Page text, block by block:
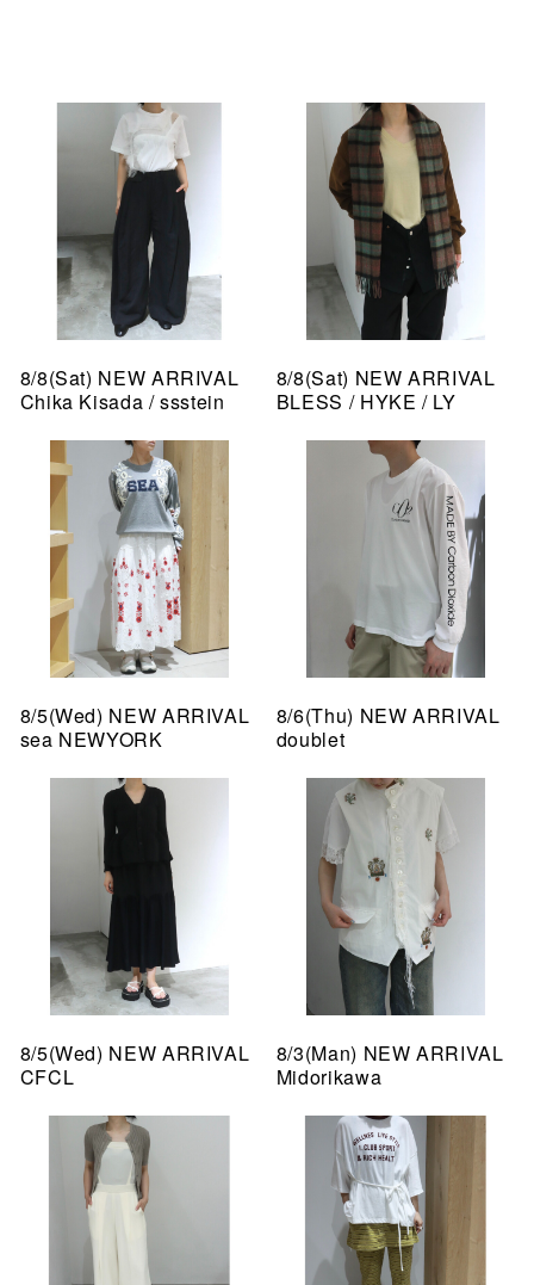
8/8(Sat) NEW ARRIVAL
Chika Kisada / ssstein
8/8(Sat) NEW ARRIVAL
BLESS / HYKE / LY
8/5(Wed) NEW ARRIVAL
sea NEWYORK
8/6(Thu) NEW ARRIVAL
doublet
8/5(Wed) NEW ARRIVAL
CFCL
8/3(Man) NEW ARRIVAL
Midorikawa